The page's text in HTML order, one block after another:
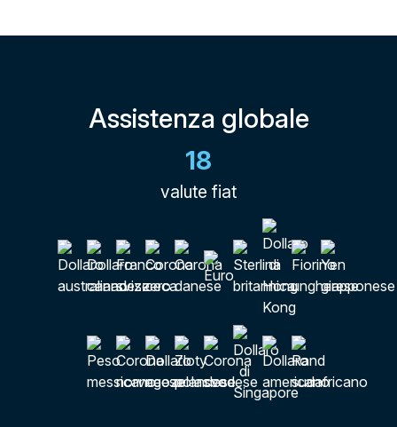
Assistenza globale
18
valute fiat